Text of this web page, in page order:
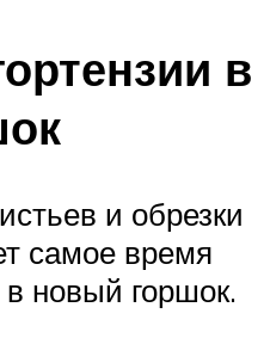
в
и обрезки
самое время
новый горшок.